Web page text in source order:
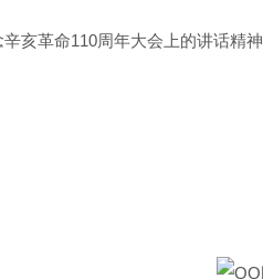
亥革命110周年大会上的讲话